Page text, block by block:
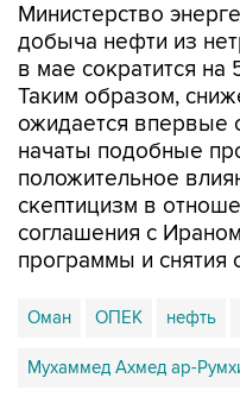
Министерство
добыча нефти из
в мае сократится на
Таким образом,
ожидается впервые
начаты подобные
положительное
скептицизм в
соглашения с
программы и снятия
Оман ОПЕК нефть
Мухаммед Ахмед ар-